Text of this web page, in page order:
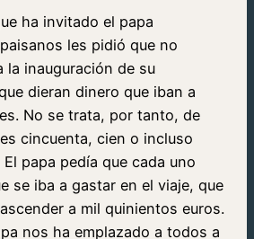
ha invitado el papa
les pidió que no
la inauguración de su
dieran dinero que iban a
No se trata, por tanto, de
cincuenta, cien o incluso
papa pedía que cada uno
se iba a gastar en el viaje, que
a mil quinientos euros.
nos ha emplazado a todos a